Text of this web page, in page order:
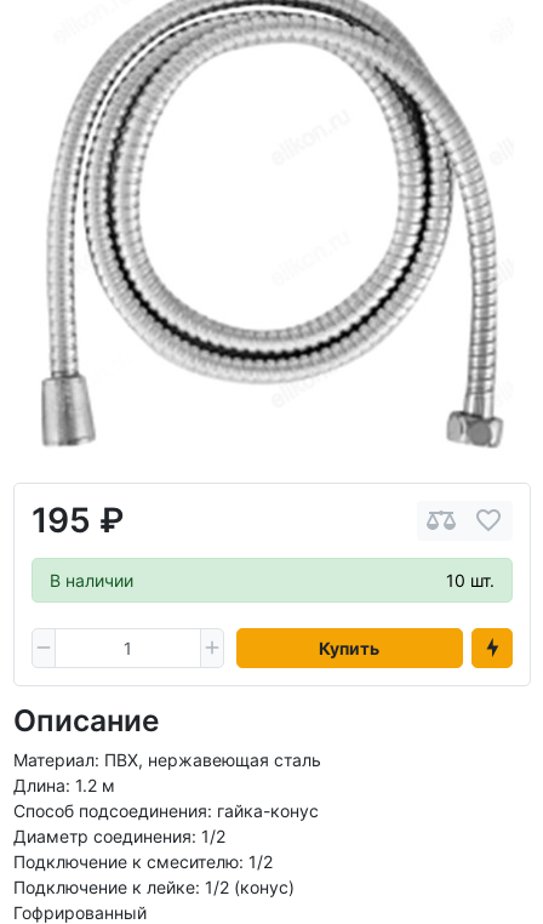
195 ₽
В наличии 10 шт.
Купить
Описание
Материал: ПВХ, нержавеющая сталь
Длина: 1.2 м
Способ подсоединения: гайка-конус
Диаметр соединения: 1/2
Подключение к смесителю: 1/2
Подключение к лейке: 1/2 (конус)
Гофрированный